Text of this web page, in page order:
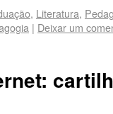
, Literatura,
| Deixar um